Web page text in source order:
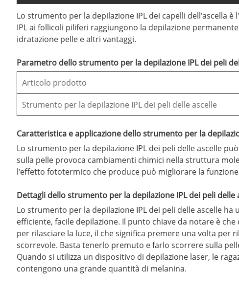
Lo strumento per la depilazione IPL dei capelli dell'ascella
IPL ai follicoli piliferi raggiungono la depilazione
idratazione pelle e altri vantaggi.
Parametro dello strumento per la depilazione IPL dei peli
Articolo prodotto
Strumento per la depilazione IPL dei peli delle ascelle
Caratteristica e applicazione dello strumento per la
Lo strumento per la depilazione IPL dei peli delle ascelle
sulla pelle provoca cambiamenti chimici nella struttura
l'effetto fototermico che produce può migliorare la
Dettagli dello strumento per la depilazione IPL dei peli delle
Lo strumento per la depilazione IPL dei peli delle ascelle
efficiente, facile depilazione. Il punto chiave da notare è
per rilasciare la luce, il che significa premere una volta per
scorrevole. Basta tenerlo premuto e farlo scorrere sulla
Quando si utilizza un dispositivo di depilazione laser, le
contengono una grande quantità di melanina.